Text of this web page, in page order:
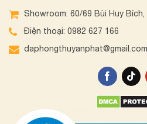
Showroom: 60/69 Bùi Huy Bích,
Điện thoại: 0982 627 166
daphongthuyanphat@gmail.com